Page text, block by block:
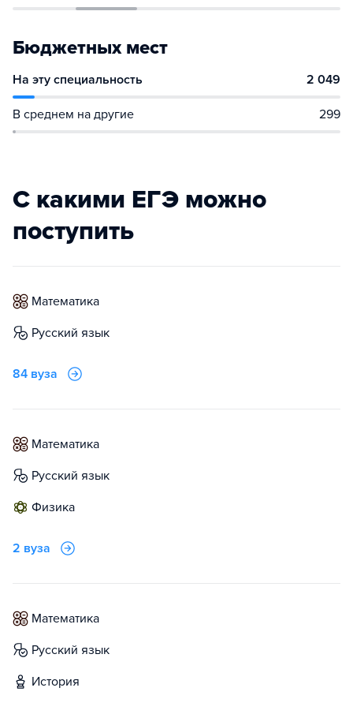
Бюджетных мест
На эту специальность 2 049
В среднем на другие 299
С какими ЕГЭ можно
поступить
математика
русский язык
84 вуза
математика
русский язык
физика
2 вуза
математика
русский язык
история